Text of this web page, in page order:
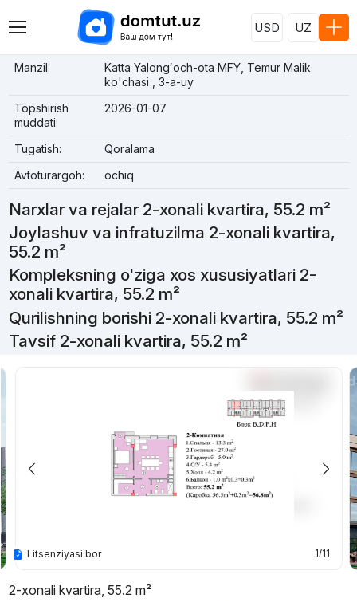
USD UZ
Manzil:
Katta Yalongʻoch-ota MFY, Temur Malik
ko'chasi , 3-a-uy
Topshirish
muddati:
2026-01-07
Tugatish:
Qoralama
Avtoturargoh:
ochiq
Narxlar va rejalar 2-xonali kvartira, 55.2 m²
Joylashuv va infratuzilma 2-xonali kvartira,
55.2 m²
Kompleksning o'ziga xos xususiyatlari 2-
xonali kvartira, 55.2 m²
Qurilishning borishi 2-xonali kvartira, 55.2 m²
Tavsif 2-xonali kvartira, 55.2 m²
1/11
Litsenziyasi bor
2-xonali kvartira, 55.2 m²